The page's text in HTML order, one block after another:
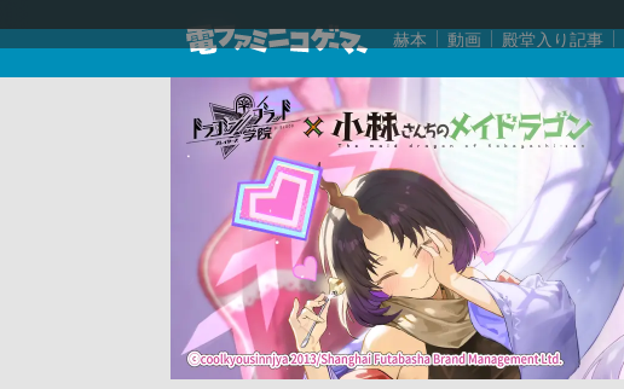
赫本 動画 殿堂入り記事